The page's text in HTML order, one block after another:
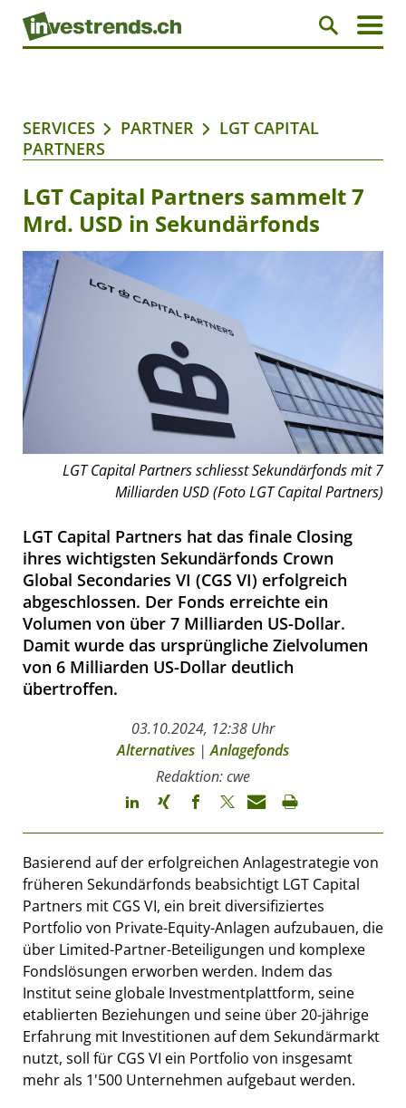
SERVICES PARTNER
LGT CAPITAL
PARTNERS
LGT Capital Partners sammelt 7
Mrd. USD in Sekundärfonds
LGT Capital Partners schliesst Sekundärfonds mit 7
Milliarden USD (Foto LGT Capital Partners)
LGT Capital Partners hat das finale Closing
ihres wichtigsten Sekundärfonds Crown
Global Secondaries VI (CGS VI) erfolgreich
abgeschlossen. Der Fonds erreichte ein
Volumen von über 7 Milliarden US-Dollar.
Damit wurde das ursprüngliche Zielvolumen
von 6 Milliarden US-Dollar deutlich
übertroffen.
03.10.2024, 12:38 Uhr
Alternatives |Anlagefonds
Redaktion: cwe
Basierend auf der erfolgreichen Anlagestrategie von
früheren Sekundärfonds beabsichtigt LGT Capital
Partners mit CGS VI, ein breit diversifiziertes
Portfolio von Private-Equity-Anlagen aufzubauen, die
über Limited-Partner-Beteiligungen und komplexe
Fondslösungen erworben werden. Indem das
Institut seine globale Investmentplattform, seine
etablierten Beziehungen und seine über 20-jährige
Erfahrung mit Investitionen auf dem Sekundärmarkt
nutzt, soll für CGS VI ein Portfolio von insgesamt
mehr als 1'500 Unternehmen aufgebaut werden.